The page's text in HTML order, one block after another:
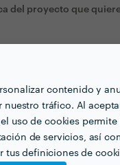
contenido y
nuestro tráfico. Al
uso de cookies
de servicios, así
tus definiciones de
del proyecto que
the language. I
especially when it is
con tu trabajo?
online and
in a hospital as